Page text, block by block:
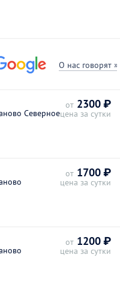
О нас говорят »
Северное
от 2300 ₽
цена за сутки
от 1700 ₽
цена за сутки
от 1200 ₽
цена за сутки